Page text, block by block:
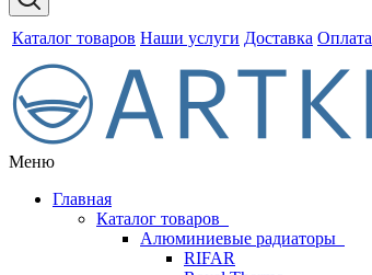
Каталог товаров Наши услуги Доставка Оплата
Меню
Главная
Каталог товаров
Алюминиевые радиаторы
RIFAR